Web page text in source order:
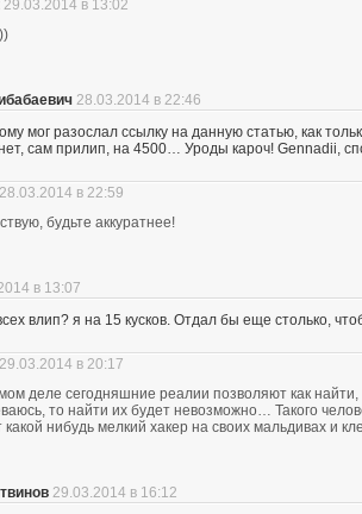
29.03.2014 в 13:02
28.03.2014 в 22:46
мог разослал ссылку на данную статью, как
сам прилип, на 4500… Уроды кароч! Gennadii,
28.03.2014 в 22:59
будьте аккуратнее!
в 13:07
влип? я на 15 кусков. Отдал бы еще столько,
29.03.2014 в 20:17
деле сегодняшние реалии позволяют как
то найти их будет невозможно… Такого
какой нибудь мелкий хакер на своих мальдивах и
29.03.2014 в 16:12